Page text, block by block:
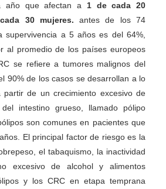
año que afectan a 1 de cada 20
30 mujeres. antes de los 74
supervivencia a 5 años es del 64%,
al promedio de los países europeos
se refiere a tumores malignos del
90% de los casos se desarrollan a lo
de un crecimiento excesivo de
intestino grueso, llamado pólipo
son comunes en pacientes que
El principal factor de riesgo es la
el tabaquismo, la inactividad
excesivo de alcohol y alimentos
y los CRC en etapa temprana